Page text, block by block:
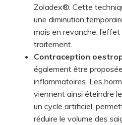
Zoladex®. Cette
une diminution
mais en revanche,
traitement.
Contraception
également être
inflammatoires. Les
viennent ainsi éteindre
un cycle artificiel,
réduire le volume des